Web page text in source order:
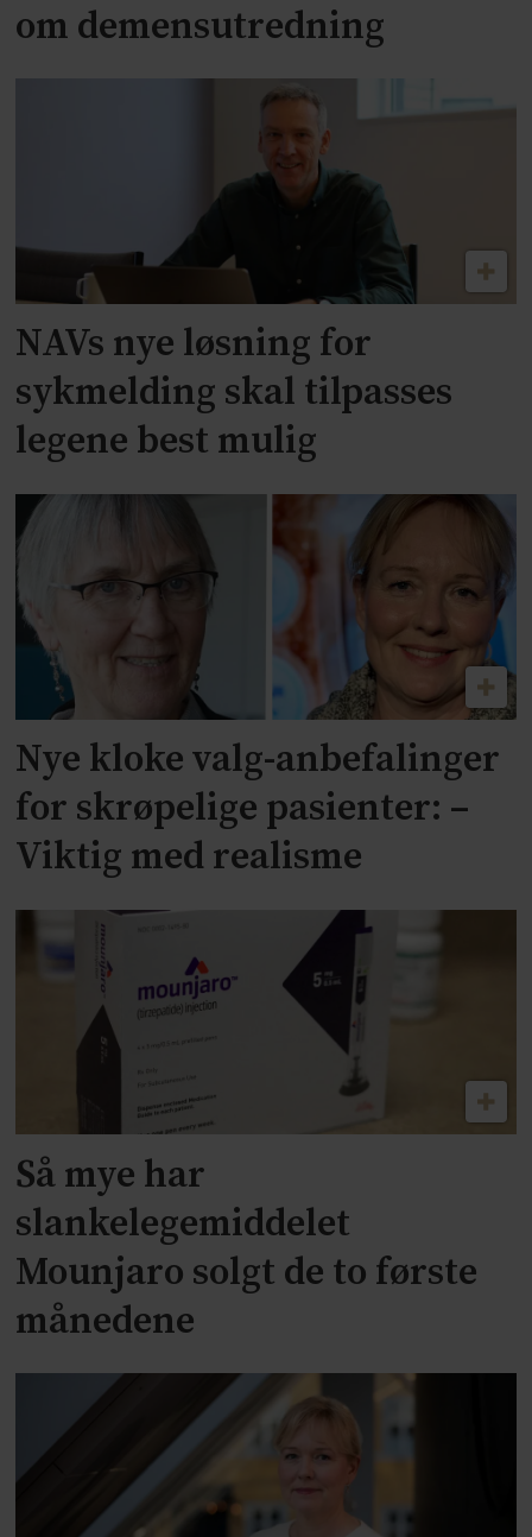
om demensutredning
NAVs nye løsning for
sykmelding skal tilpasses
legene best mulig
Nye kloke valg-anbefalinger
for skrøpelige pasienter: –
Viktig med realisme
Så mye har
slankelegemiddelet
Mounjaro solgt de to første
månedene